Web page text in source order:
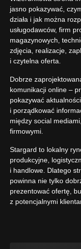
jasno pokazywać,
działa i jak można
usługodawców, firm
magazynowych,
zdjęcia, realizacje,
i czytelna oferta.
Dobrze
komunikacji online –
pokazywać
i porządkować
między social
firmowymi.
Stargard to lokalny
produkcyjne,
i handlowe. Dlatego
powinna nie tylko
prezentować ofertę,
z potencjalnymi